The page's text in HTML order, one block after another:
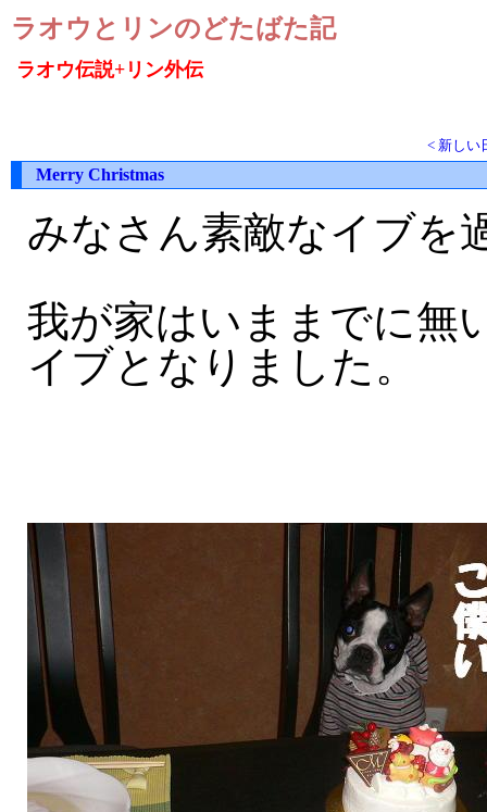
ラオウとリンのどたばた記
ラオウ伝説+リン外伝
< 新しい
Merry Christmas
みなさん素敵なイブを
我が家はいままでに無
イブとなりました。